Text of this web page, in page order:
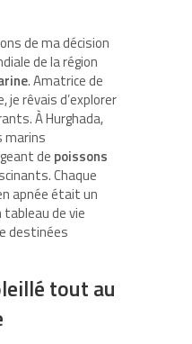
de ma décision
de la région
. Amatrice de
je rêvais d’explorer
À Hurghada,
marins
de poissons
Chaque
apnée était un
de vie
destinées
tout au